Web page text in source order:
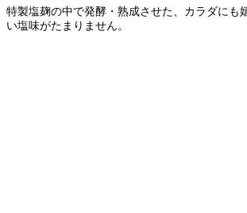
特製塩麹の中で発酵・熟成させた、カラダにも
い塩味がたまりません。